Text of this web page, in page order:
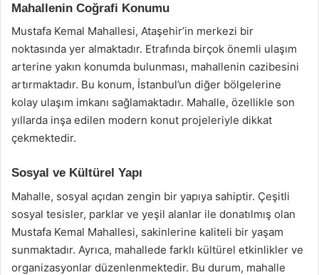
Mahallenin Coğrafi Konumu
Mustafa Kemal Mahallesi, Ataşehir’in merkezi bir
noktasında yer almaktadır. Etrafında birçok önemli ulaşım
arterine yakın konumda bulunması, mahallenin cazibesini
artırmaktadır. Bu konum, İstanbul’un diğer bölgelerine
kolay ulaşım imkanı sağlamaktadır. Mahalle, özellikle son
yıllarda inşa edilen modern konut projeleriyle dikkat
çekmektedir.
Sosyal ve Kültürel Yapı
Mahalle, sosyal açıdan zengin bir yapıya sahiptir. Çeşitli
sosyal tesisler, parklar ve yeşil alanlar ile donatılmış olan
Mustafa Kemal Mahallesi, sakinlerine kaliteli bir yaşam
sunmaktadır. Ayrıca, mahallede farklı kültürel etkinlikler ve
organizasyonlar düzenlenmektedir. Bu durum, mahalle